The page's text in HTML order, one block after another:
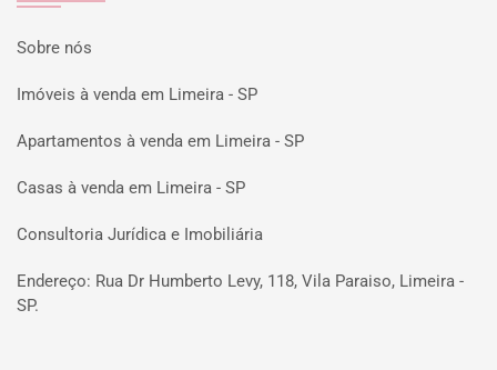
Sobre nós
Imóveis à venda em Limeira - SP
Apartamentos à venda em Limeira - SP
Casas à venda em Limeira - SP
Consultoria Jurídica e Imobiliária
Endereço: Rua Dr Humberto Levy, 118, Vila Paraiso, Limeira -
SP.